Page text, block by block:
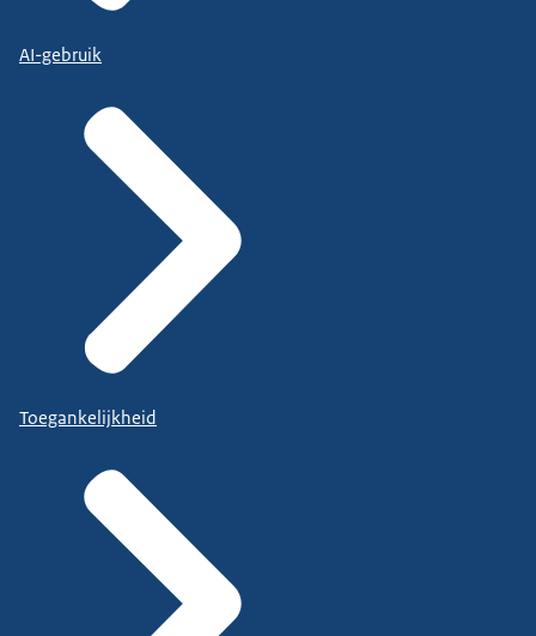
AI-gebruik
Toegankelijkheid